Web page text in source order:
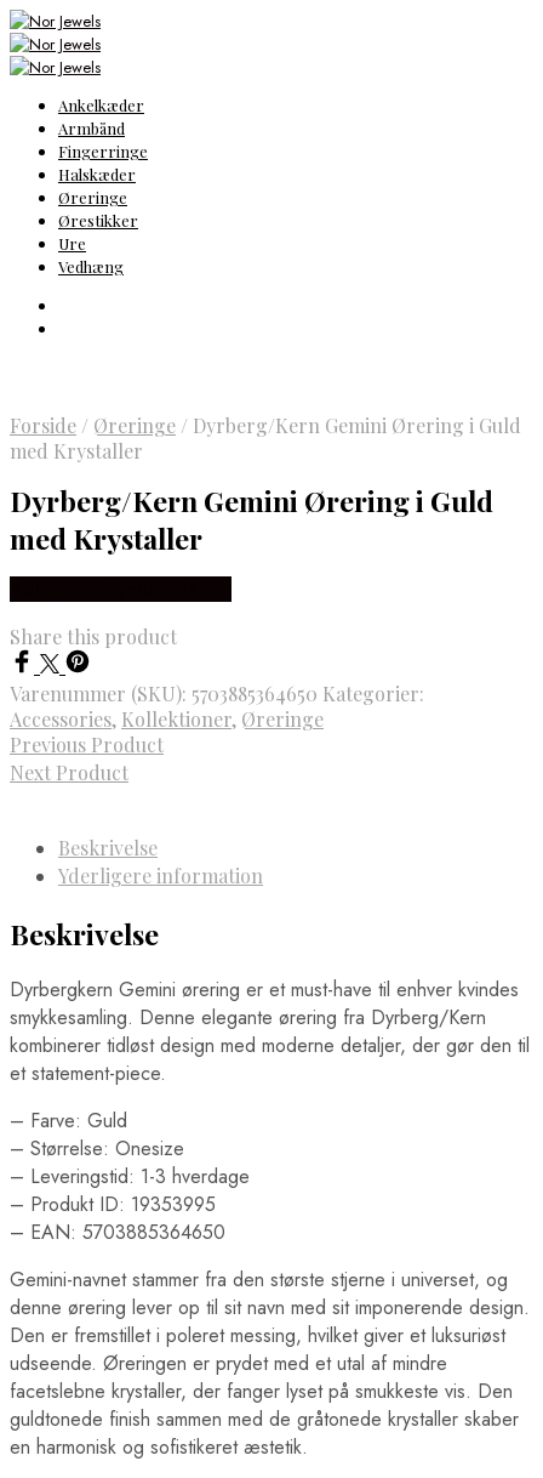
Ankelkæder
Armbånd
Fingerringe
Halskæder
Øreringe
Ørestikker
Ure
Vedhæng
Forside / Øreringe / Dyrberg/Kern Gemini Ørering i Guld
med Krystaller
Dyrberg/Kern Gemini Ørering i Guld
med Krystaller
Share this product
Varenummer (SKU): 5703885364650 Kategorier:
Accessories, Kollektioner, Øreringe
Previous Product
Next Product
Beskrivelse
Yderligere information
Beskrivelse
Dyrbergkern Gemini ørering er et must-have til enhver kvindes
smykkesamling. Denne elegante ørering fra Dyrberg/Kern
kombinerer tidløst design med moderne detaljer, der gør den til
et statement-piece.
– Farve: Guld
– Størrelse: Onesize
– Leveringstid: 1-3 hverdage
– Produkt ID: 19353995
– EAN: 5703885364650
Gemini-navnet stammer fra den største stjerne i universet, og
denne ørering lever op til sit navn med sit imponerende design.
Den er fremstillet i poleret messing, hvilket giver et luksuriøst
udseende. Øreringen er prydet med et utal af mindre
facetslebne krystaller, der fanger lyset på smukkeste vis. Den
guldtonede finish sammen med de gråtonede krystaller skaber
en harmonisk og sofistikeret æstetik.